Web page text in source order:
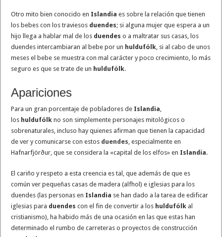
Otro mito bien conocido en Islandia es sobre la relación que tienen
los bebes con los traviesos duendes; si alguna mujer que espera a un
hijo llega a hablar mal de los duendeso a maltratar sus casas, los
duendes intercambiaran al bebe por un huldufólk , si al cabo de unos
meses el bebe se muestra con mal carácter y poco crecimiento, lo más
seguro es que se trate de un huldufólk.
Apariciones
Para un gran porcentaje de pobladores de Islandia
los huldufólk no son simplemente personajes mitológicos o
sobrenaturales, incluso hay quienes afirman que tienen la capacidad
de ver y comunicarse con estos duendes , especialmente en
Hafnarfjörður, que se considera la «capital de los elfos» en Islandia.
El cariño y respeto a esta creencia es tal, que además de que es
común ver pequeñas casas de madera (alfhol) e iglesias para los
duendes (las personas en Islandia se han dado a la tarea de edificar
iglesias para duendescon el fin de convertir a los huldufólk al
cristianismo), ha habido más de una ocasión en las que estas han
determinado el rumbo de carreteras o proyectos de construcción